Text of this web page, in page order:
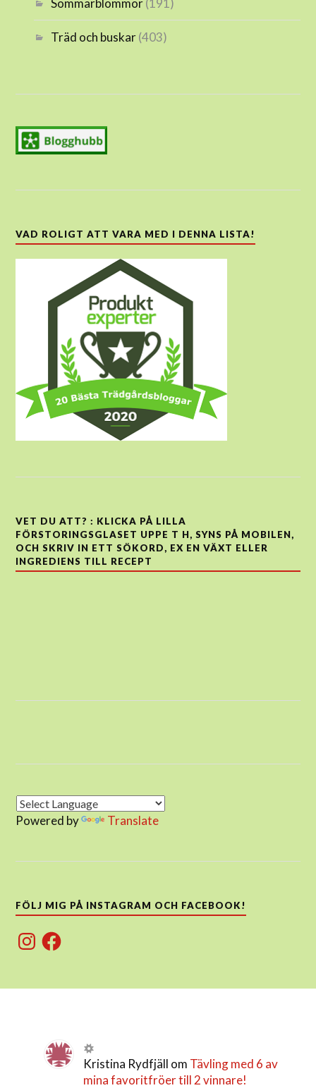
Träd och buskar(403)
VAD ROLIGT ATT VARA MED I DENNA LISTA!
VET DU ATT? : KLICKA PÅ LILLA
FÖRSTORINGSGLASET UPPE T H, SYNS PÅ MOBILEN,
OCH SKRIV IN ETT SÖKORD, EX EN VÄXT ELLER
INGREDIENS TILL RECEPT
Powered by Translate
FÖLJ MIG PÅ INSTAGRAM OCH FACEBOOK!
InstagramFacebook
Kristina Rydfjäll om Tävling med 6 av
mina favoritfröer till 2 vinnare!